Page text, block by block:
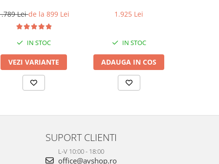
Leide la 899 Lei
IN STOC
VEZI VARIANTE
1.925 Lei
IN STOC
ADAUGA IN COS
SUPORT CLIENTI
L-V 10:00 - 18:00
office@avshop.ro